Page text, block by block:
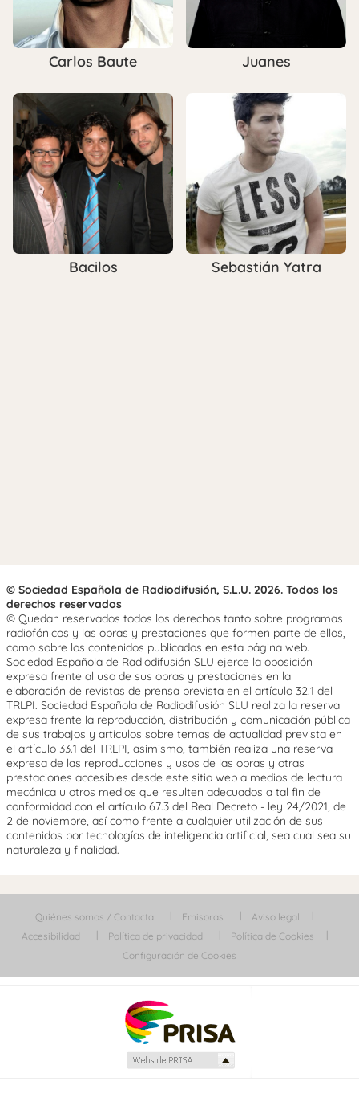
Carlos Baute Juanes
Bacilos Sebastián Yatra
© Sociedad Española de Radiodifusión, S.L.U. 2026. Todos los
derechos reservados
© Quedan reservados todos los derechos tanto sobre programas
radiofónicos y las obras y prestaciones que formen parte de ellos,
como sobre los contenidos publicados en esta página web.
Sociedad Española de Radiodifusión SLU ejerce la oposición
expresa frente al uso de sus obras y prestaciones en la
elaboración de revistas de prensa prevista en el artículo 32.1 del
TRLPI. Sociedad Española de Radiodifusión SLU realiza la reserva
expresa frente la reproducción, distribución y comunicación pública
de sus trabajos y artículos sobre temas de actualidad prevista en
el artículo 33.1 del TRLPI, asimismo, también realiza una reserva
expresa de las reproducciones y usos de las obras y otras
prestaciones accesibles desde este sitio web a medios de lectura
mecánica u otros medios que resulten adecuados a tal fin de
conformidad con el artículo 67.3 del Real Decreto - ley 24/2021, de
2 de noviembre, así como frente a cualquier utilización de sus
contenidos por tecnologías de inteligencia artificial, sea cual sea su
naturaleza y finalidad.
Quiénes somos / Contacta Emisoras
Aviso legal
Accesibilidad
Política de privacidad
Política de Cookies
Configuración de Cookies